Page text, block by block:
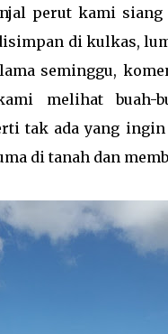
perut kami siang
di kulkas,
seminggu,
melihat buah-
tak ada yang
di tanah dan